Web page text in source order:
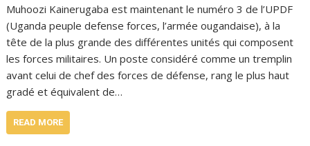
Muhoozi Kainerugaba est maintenant le numéro 3 de l’UPDF
(Uganda peuple defense forces, l’armée ougandaise), à la
tête de la plus grande des différentes unités qui composent
les forces militaires. Un poste considéré comme un tremplin
avant celui de chef des forces de défense, rang le plus haut
gradé et équivalent de…
READ MORE